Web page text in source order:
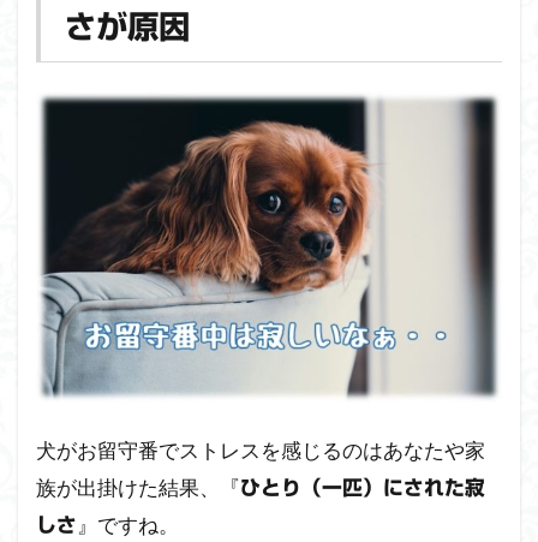
レス
はひ
とり
さが
犬が
留守
スト
を感
じる
流れ
1.2
さが原因
犬がお留守番でストレスを感じるのはあなたや家
族が出掛けた結果、『ひとり（一匹）にされた寂
しさ』ですね。